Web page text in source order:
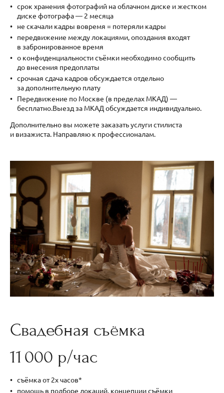
срок хранения фотографий на облачном диске и жестком
диске фотографа — 2 месяца
не скачали кадры вовремя = потеряли кадры
передвижение между локациями, опоздания входят
в забронированное время
о конфиденциальности съёмки необходимо сообщить
до внесения предоплаты
срочная сдача кадров обсуждается отдельно
за дополнительную плату
Передвижение по Москве (в пределах МКАД) —
бесплатно.Выезд за МКАД обсуждается индивидуально.
Дополнительно вы можете заказать услуги стилиста
и визажиста. Направляю к профессионалам.
Свадебная съёмка
11 000 р/час
съёмка от 2х часов*
помощь в подборе локаций, концепции съёмки